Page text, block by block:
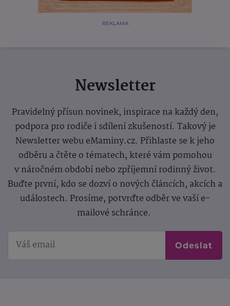
REKLAMA
Newsletter
Pravidelný přísun novinek, inspirace na každý den,
podpora pro rodiče i sdílení zkušeností. Takový je
Newsletter webu eMaminy.cz. Přihlaste se k jeho
odběru a čtěte o tématech, které vám pomohou
v náročném období nebo zpříjemní rodinný život.
Buďte první, kdo se dozví o nových článcích, akcích a
událostech. Prosíme, potvrďte odběr ve vaší e-
mailové schránce.
Odeslat